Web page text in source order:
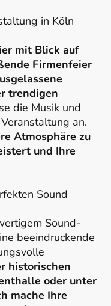
in Köln
mit Blick auf
Firmenfeier
trendigen
die Musik und
an.
Atmosphäre zu
und Ihre
Sound
Sound-
beeindruckende
historischen
oder unter
mache Ihre